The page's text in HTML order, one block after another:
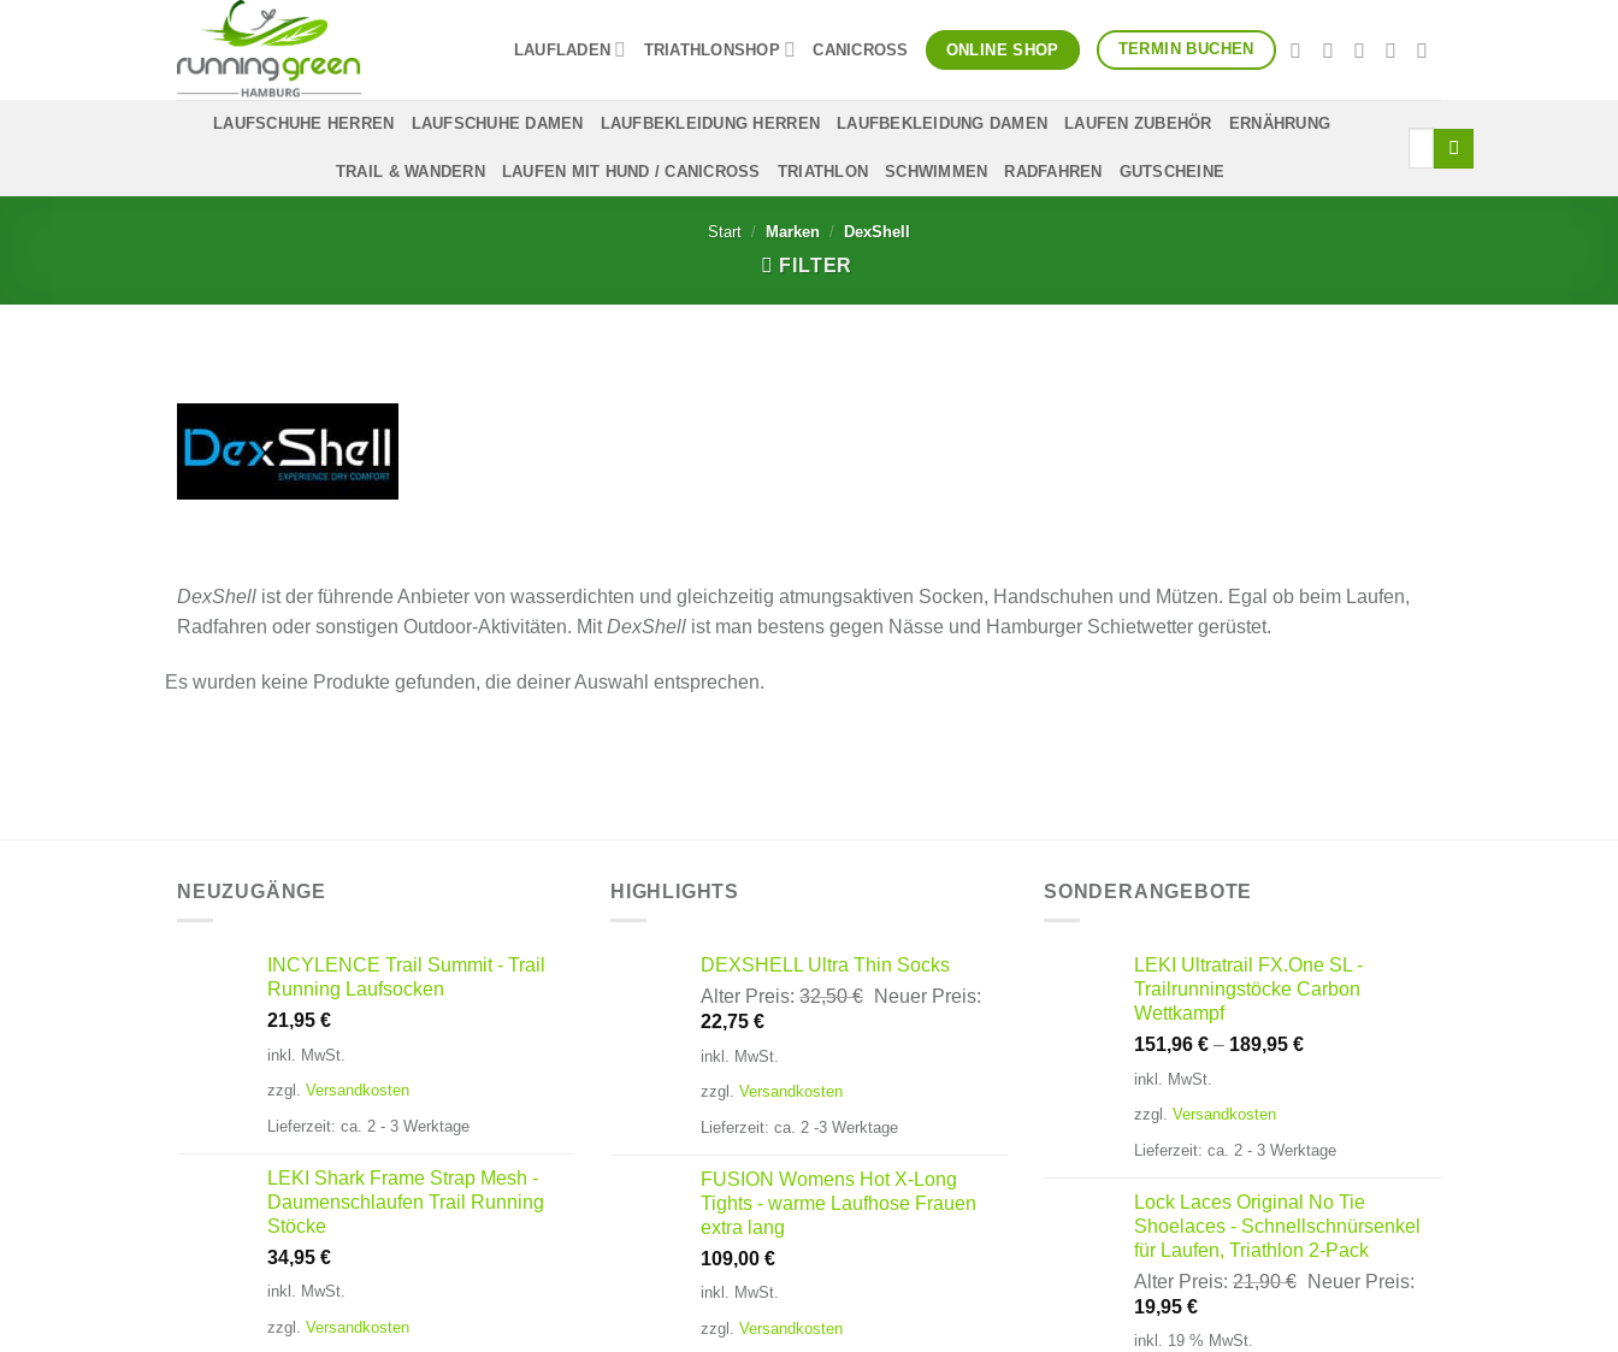
LAUFLADEN TRIATHLONSHOP CANICROSS ONLINE SHOP TERMIN BUCHEN
LAUFSCHUHE HERREN LAUFSCHUHE DAMEN LAUFBEKLEIDUNG HERREN LAUFBEKLEIDUNG DAMEN LAUFEN ZUBEHÖR ERNÄHRUNG
TRAIL & WANDERN LAUFEN MIT HUND / CANICROSS TRIATHLON SCHWIMMEN RADFAHREN GUTSCHEINE
Suchen
Start / Marken / DexShell
FILTER
DexShell ist der führende Anbieter von wasserdichten und gleichzeitig atmungsaktiven Socken, Handschuhen und Mützen. Egal ob beim Laufen,
Radfahren oder sonstigen Outdoor-Aktivitäten. MitDexShell ist man bestens gegen Nässe und Hamburger Schietwetter gerüstet.
Es wurden keine Produkte gefunden, die deiner Auswahl entsprechen.
NEUZUGÄNGE
INCYLENCE Trail Summit - Trail
Running Laufsocken
21,95 €
inkl. MwSt.
zzgl. Versandkosten
Lieferzeit: ca. 2 - 3 Werktage
LEKI Shark Frame Strap Mesh -
Daumenschlaufen Trail Running
Stöcke
34,95 €
inkl. MwSt.
zzgl. Versandkosten
HIGHLIGHTS
DEXSHELL Ultra Thin Socks
Alter Preis: 32,50€ Ursprünglicher
Neuer Preis:
22,75 €Aktueller
Preis
22,75 €.
inkl. MwSt.
zzgl. Versandkosten
Lieferzeit: ca. 2 -3 Werktage
FUSION Womens Hot X-Long
Tights - warme Laufhose Frauen
extra lang
109,00 €
inkl. MwSt.
zzgl. Versandkosten
SONDERANGEBOTE
LEKI Ultratrail FX.One SL -
Trailrunningstöcke Carbon
Wettkampf
151,96 € – 189,95 €
inkl. MwSt.
zzgl. Versandkosten
Lieferzeit: ca. 2 - 3 Werktage
Lock Laces Original No Tie
Shoelaces - Schnellschnürsenkel
für Laufen, Triathlon 2-Pack
Alter Preis: 21,90€ Ursprünglicher
Neuer Preis:
19,95 €Aktueller
Preis
inkl. 19 % MwSt.